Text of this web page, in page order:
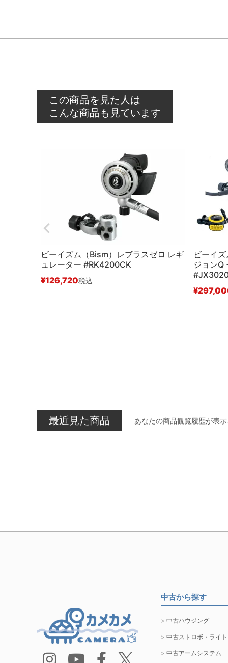
この商品を見た人は
こんな商品も見ています
ビーイズム（Bism）レブラスゼロ レギ
ュレーター #RK4200CK
¥126,720税込
ビーイ
ジョンQ
¥
最近見た商品 あなたの商品観覧履歴が表
中古から探す
中古ハウジング
中古ストロボ・ライト
中古アームシステム